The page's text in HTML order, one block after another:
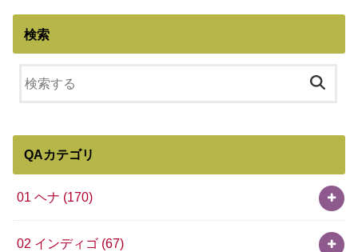
検索
QAカテゴリ
01 ヘナ (170)
02 インディゴ (67)